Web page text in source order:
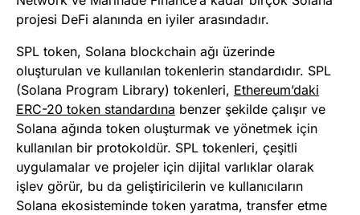
projesi DeFi alanında en iyiler arasındadır.
SPL token, Solana blockchain ağı üzerinde
oluşturulan ve kullanılan tokenlerin standardıdır. SPL
(Solana Program Library) tokenleri, Ethereum’daki
ERC-20 token standardına benzer şekilde çalışır ve
Solana ağında token oluşturmak ve yönetmek için
kullanılan bir protokoldür. SPL tokenleri, çeşitli
uygulamalar ve projeler için dijital varlıklar olarak
işlev görür, bu da geliştiricilerin ve kullanıcıların
Solana ekosisteminde token yaratma, transfer etme